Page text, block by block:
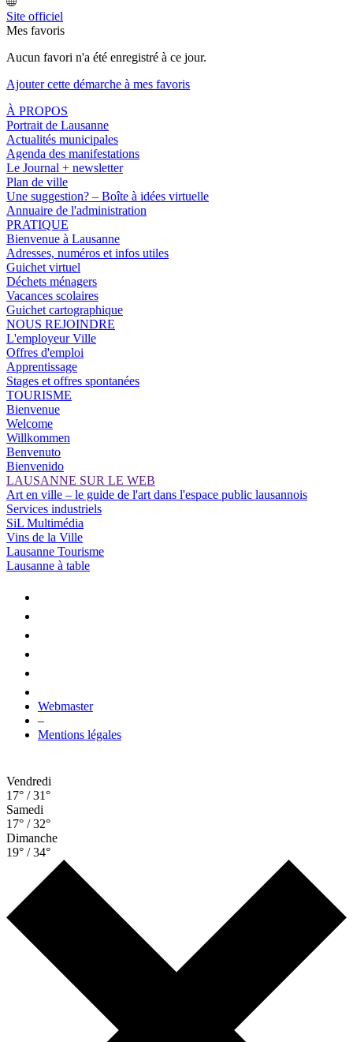
Site officiel
Mes favoris
Aucun favori n'a été enregistré à ce jour.
Ajouter cette démarche à mes favoris
À PROPOS
Portrait de Lausanne
Actualités municipales
Agenda des manifestations
Le Journal + newsletter
Plan de ville
Une suggestion? – Boîte à idées virtuelle
Annuaire de l'administration
PRATIQUE
Bienvenue à Lausanne
Adresses, numéros et infos utiles
Guichet virtuel
Déchets ménagers
Vacances scolaires
Guichet cartographique
NOUS REJOINDRE
L'employeur Ville
Offres d'emploi
Apprentissage
Stages et offres spontanées
TOURISME
Bienvenue
Welcome
Willkommen
Benvenuto
Bienvenido
LAUSANNE SUR LE WEB
Art en ville – le guide de l'art dans l'espace public lausannois
Services industriels
SiL Multimédia
Vins de la Ville
Lausanne Tourisme
Lausanne à table
Webmaster
–
Mentions légales
Vendredi
17° / 31°
Samedi
17° / 32°
Dimanche
19° / 34°